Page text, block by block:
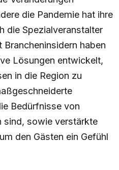
die Pandemie hat ihre
die Spezialveranstalter
haben
Lösungen entwickelt,
in die Region zu
Bedürfnisse von
sind, sowie verstärkte
den Gästen ein Gefühl